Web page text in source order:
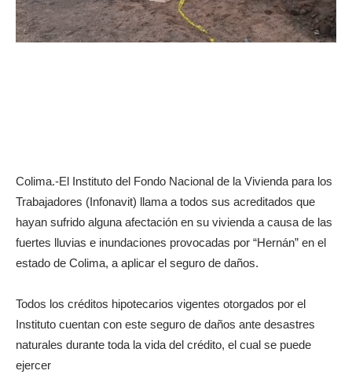
Colima.-El Instituto del Fondo Nacional de la Vivienda para los
Trabajadores (Infonavit) llama a todos sus acreditados que
hayan sufrido alguna afectación en su vivienda a causa de las
fuertes lluvias e inundaciones provocadas por “Hernán” en el
estado de Colima, a aplicar el seguro de daños.
Todos los créditos hipotecarios vigentes otorgados por el
Instituto cuentan con este seguro de daños ante desastres
naturales durante toda la vida del crédito, el cual se puede
ejercer